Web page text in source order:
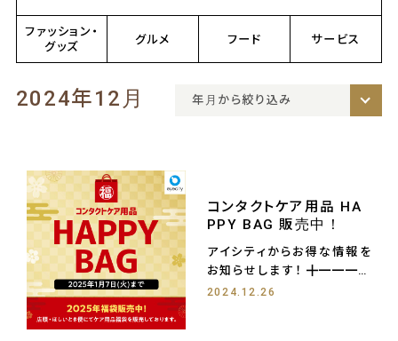
ファッション・
グッズ
グルメ フード サービス
年月から絞り込み
2024年12月
コンタクトケア用品 HA
PPY BAG 販売中！
アイシティからお得な情報を
お知らせします！ ╋━━━━
━━━━━
2024.12.26